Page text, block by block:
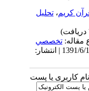
کریم،تحلیل
تخصصي
دریافت: 1391/2/24 | پذیرش: 1391/6/10 | انتشار:
کاربری یا پست